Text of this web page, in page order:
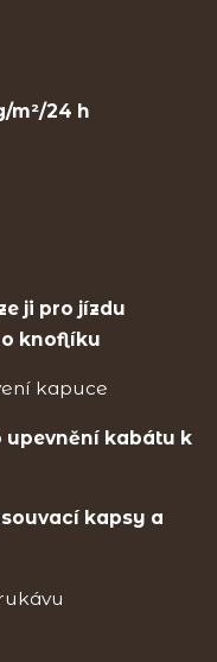
m²/24 h
ji pro jízdu
knoflíku
kapuce
kabátu k
kapsy a